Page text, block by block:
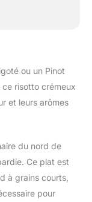
ou un Pinot
ce risotto crémeux
et leurs arômes
du nord de
Ce plat est
à grains courts,
pour